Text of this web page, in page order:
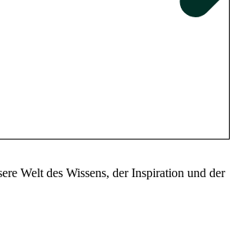
Welt des Wissens, der Inspiration und der